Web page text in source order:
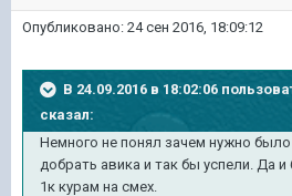
Опубликовано: 24 сен 2016, 18:09:12
В 24.09.2016 в 18:02:06
сказал:
Немного не понял зачем нужно
добрать авика и так бы успели. Да
1к курам на смех.